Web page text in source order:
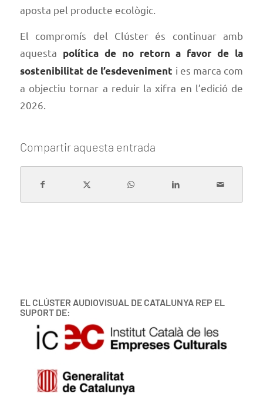
aposta pel producte ecològic.
El compromís del Clúster és continuar amb
aquesta política de no retorn a favor de la
sostenibilitat de l’esdeveniment i es marca com
a objectiu tornar a reduir la xifra en l’edició de
2026.
Compartir aquesta entrada
EL CLÚSTER AUDIOVISUAL DE CATALUNYA REP EL
SUPORT DE: